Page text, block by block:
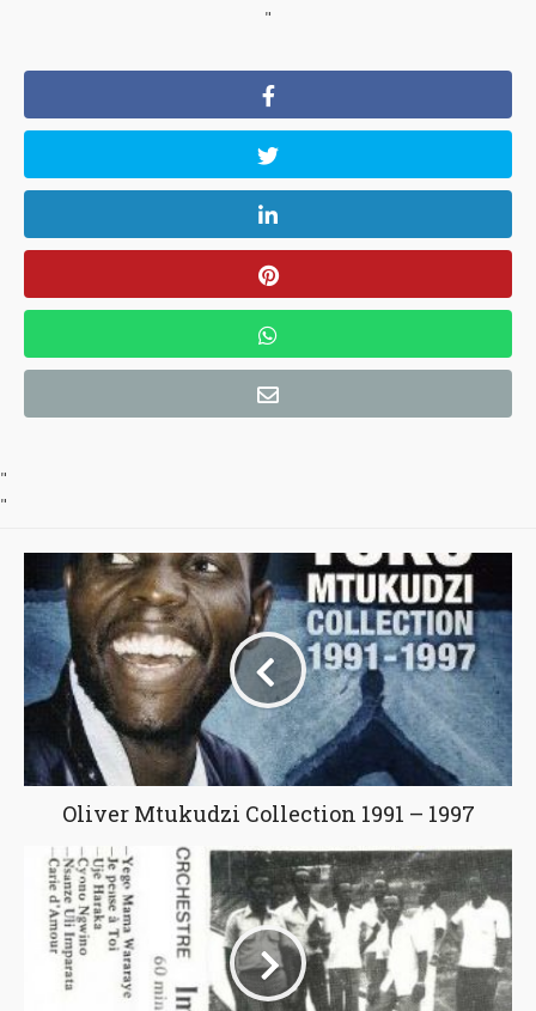
"
"
"
Oliver Mtukudzi Collection 1991 – 1997